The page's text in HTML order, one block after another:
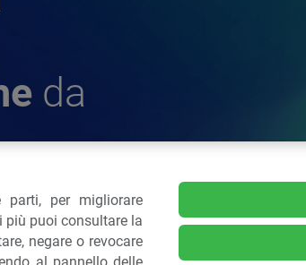
da
delle Plastiche
per migliorare
più puoi consultare la
negare o revocare